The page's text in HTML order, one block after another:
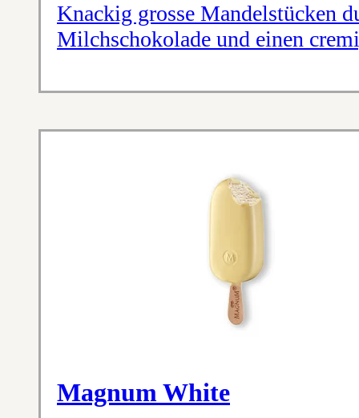
Knackig grosse Mandelstücken
Milchschokolade und einen
Magnum White